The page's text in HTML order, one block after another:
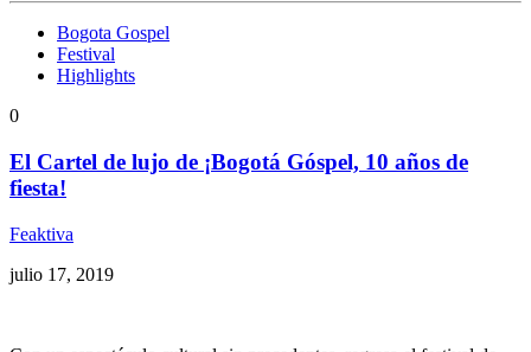
Bogota Gospel
Festival
Highlights
0
El Cartel de lujo de ¡Bogotá Góspel, 10 años de
fiesta!
Feaktiva
julio 17, 2019